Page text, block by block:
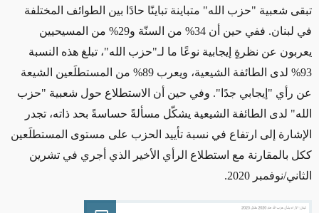
تبقى شعبية "حزب الله" متباينة تباينًا حادًا بين الطوائف المختلفة
في لبنان. ففي حين أن 34% من السنّة و29% من المسيحيين
يعربون عن نظرةٍ إيجابية نوعًا ما لـ"حزب الله"، تبلغ هذه النسبة
93% لدى الطائفة الشيعية، ويعرب 89% من المستطلَعين الشيعة
عن رأي "إيجابي جدًا". وفي حين أن الاستطلاع حول شعبية "حزب
الله" لدى الطائفة الشيعية يشكّل مسألةً حساسةً بحد ذاته، تجدر
الإشارة إلى ارتفاع في نسبة تأييد الحزب على مستوى المستطلَعين
ككل بالمقارنة مع استطلاع الرأي الأخير الذي أجري في تشرين
الثاني/نوفمبر 2020.